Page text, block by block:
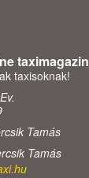
taximagazin
taxisoknak!
Tamás
Tamás